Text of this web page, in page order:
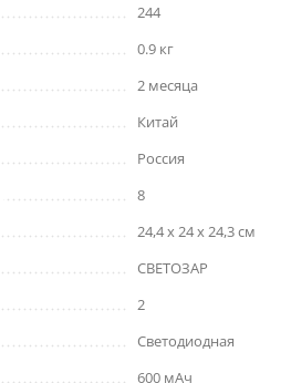
244
0.9 кг
2 месяца
Китай
Россия
8
24,4 x 24 x 24,3 см
СВЕТОЗАР
2
Светодиодная
600 мАч